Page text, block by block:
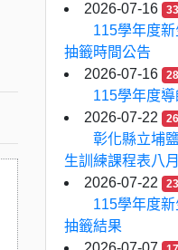
2026-07-16
115學年度
抽籤時間公告
2026-07-16
115學年度
2026-07-22
彰化縣立埔
生訓練課程表八
2026-07-22
115學年度
抽籤結果